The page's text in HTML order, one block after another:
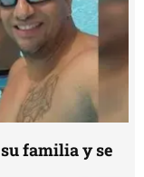
familia y se